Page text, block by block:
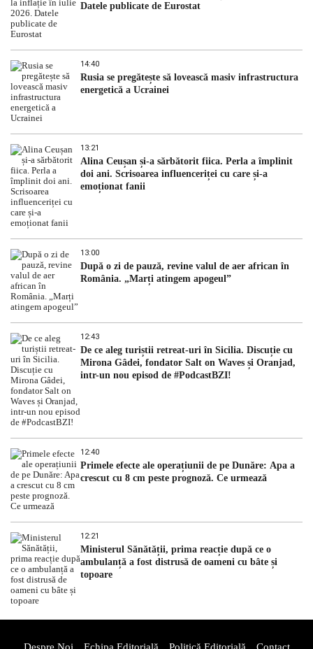
Datele publicate de Eurostat
14:40
Rusia se pregătește să lovească masiv infrastructura
energetică a Ucrainei
13:21
Alina Ceușan și-a sărbătorit fiica. Perla a împlinit
doi ani. Scrisoarea influenceriței cu care și-a
emoționat fanii
13:00
După o zi de pauză, revine valul de aer african în
România. „Marți atingem apogeul”
12:43
De ce aleg turiștii retreat-uri în Sicilia. Discuție cu
Mirona Gâdei, fondator Salt on Waves și Oranjad,
intr-un nou episod de #PodcastBZI!
12:40
Primele efecte ale operațiunii de pe Dunăre: Apa a
crescut cu 8 cm peste prognoză. Ce urmează
12:21
Ministerul Sănătății, prima reacție după ce o
ambulanță a fost distrusă de oameni cu bâte și
topoare